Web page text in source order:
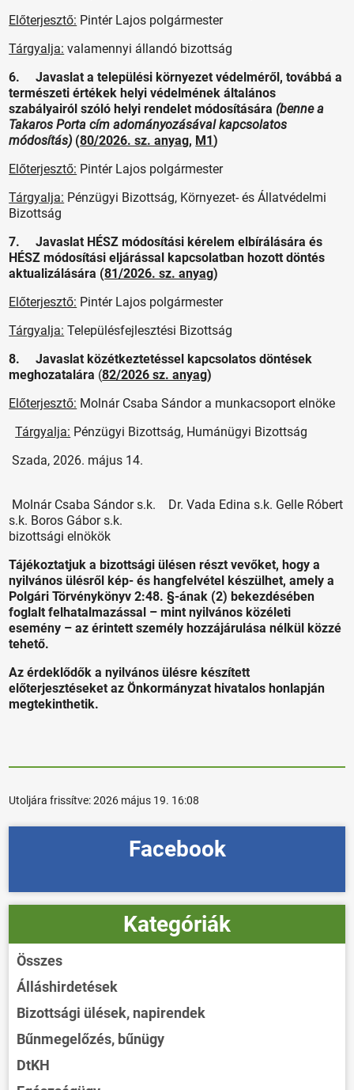
Előterjesztő: Pintér Lajos polgármester
Tárgyalja: valamennyi állandó bizottság
6. Javaslat a települési környezet védelméről, továbbá a
természeti értékek helyi védelmének általános
szabályairól szóló helyi rendelet módosítására (benne a
Takaros Porta cím adományozásával kapcsolatos
módosítás) (80/2026. sz. anyag, M1)
Előterjesztő: Pintér Lajos polgármester
Tárgyalja: Pénzügyi Bizottság, Környezet- és Állatvédelmi
Bizottság
7. Javaslat HÉSZ módosítási kérelem elbírálására és
HÉSZ módosítási eljárással kapcsolatban hozott döntés
aktualizálására (81/2026. sz. anyag)
Előterjesztő: Pintér Lajos polgármester
Tárgyalja: Településfejlesztési Bizottság
8. Javaslat közétkeztetéssel kapcsolatos döntések
meghozatalára (82/2026 sz. anyag)
Előterjesztő: Molnár Csaba Sándor a munkacsoport elnöke
Tárgyalja: Pénzügyi Bizottság, Humánügyi Bizottság
Szada, 2026. május 14.
Molnár Csaba Sándor s.k. Dr. Vada Edina s.k. Gelle Róbert
s.k. Boros Gábor s.k.
bizottsági elnökök
Tájékoztatjuk a bizottsági ülésen részt vevőket, hogy a
nyilvános ülésről kép- és hangfelvétel készülhet, amely a
Polgári Törvénykönyv 2:48. §-ának (2) bekezdésében
foglalt felhatalmazással – mint nyilvános közéleti
esemény – az érintett személy hozzájárulása nélkül közzé
tehető.
Az érdeklődők a nyilvános ülésre készített
előterjesztéseket az Önkormányzat hivatalos honlapján
megtekinthetik.
Utoljára frissítve:2026 május 19. 16:08
Facebook
Kategóriák
Összes
Álláshirdetések
Bizottsági ülések, napirendek
Bűnmegelőzés, bűnügy
DtKH